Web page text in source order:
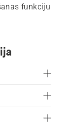
funkciju